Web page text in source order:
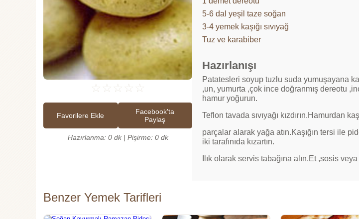
☆ ☆ ☆ ☆ ☆
Favorilere Ekle
Facebook'ta
Paylaş
Hazırlanma: 0 dk | Pişirme: 0 dk
5-6 dal yeşil taze soğan
3-4 yemek kaşığı sıvıyağ
Tuz ve karabiber
Hazırlanışı
Patatesleri soyup tuzlu suda yumuşayana
,un, yumurta ,çok ince doğranmış dereotu
hamur yoğurun.
Teflon tavada sıvıyağı kızdırın.Hamurdan
parçalar alarak yağa atın.Kaşığın tersi ile
iki tarafınıda kızartın.
Ilık olarak servis tabağına alın.Et ,sosis
Benzer Yemek Tarifleri